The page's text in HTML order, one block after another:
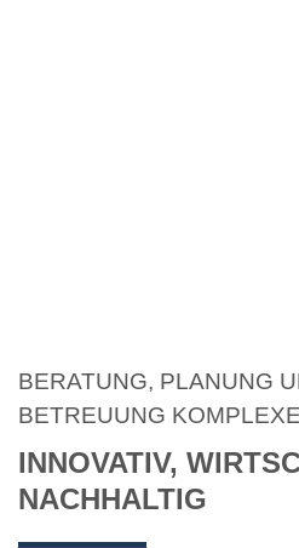
BERATUNG, PLANUNG
BETREUUNG
INNOVATIV,
NACHHALTIG